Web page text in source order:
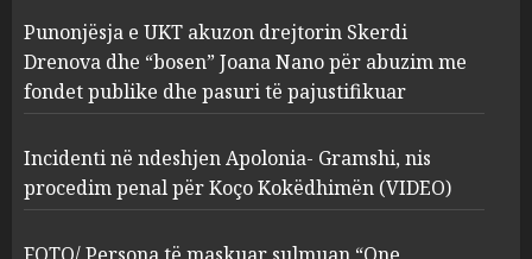
2
Apolonia- Gramshi, nis
procedim penal për Koço
Kokëdhimën (VIDEO)
MARCH 27, 2025
FOTO/ Persona të maskuar
sulmuan “One Albania”,
ngjarja u fsheh. A u vodhën
Punonjësja e UKT akuzon drejtorin Skerdi
Drenova dhe “bosen” Joana Nano për abuzim me
fondet publike dhe pasuri të pajustifikuar
Incidenti në ndeshjen Apolonia- Gramshi, nis
procedim penal për Koço Kokëdhimën (VIDEO)
FOTO/ Persona të maskuar sulmuan “One